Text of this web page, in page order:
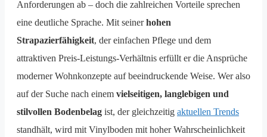
Anforderungen ab – doch die zahlreichen Vorteile sprechen
eine deutliche Sprache. Mit seinerhohen
Strapazierfähigkeit, der einfachen Pflege und dem
attraktiven Preis-Leistungs-Verhältnis erfüllt er die Ansprüche
moderner Wohnkonzepte auf beeindruckende Weise. Wer also
auf der Suche nach einem vielseitigen, langlebigen und
stilvollen Bodenbelag ist, der gleichzeitig aktuellen Trends
standhält, wird mit Vinylboden mit hoher Wahrscheinlichkeit